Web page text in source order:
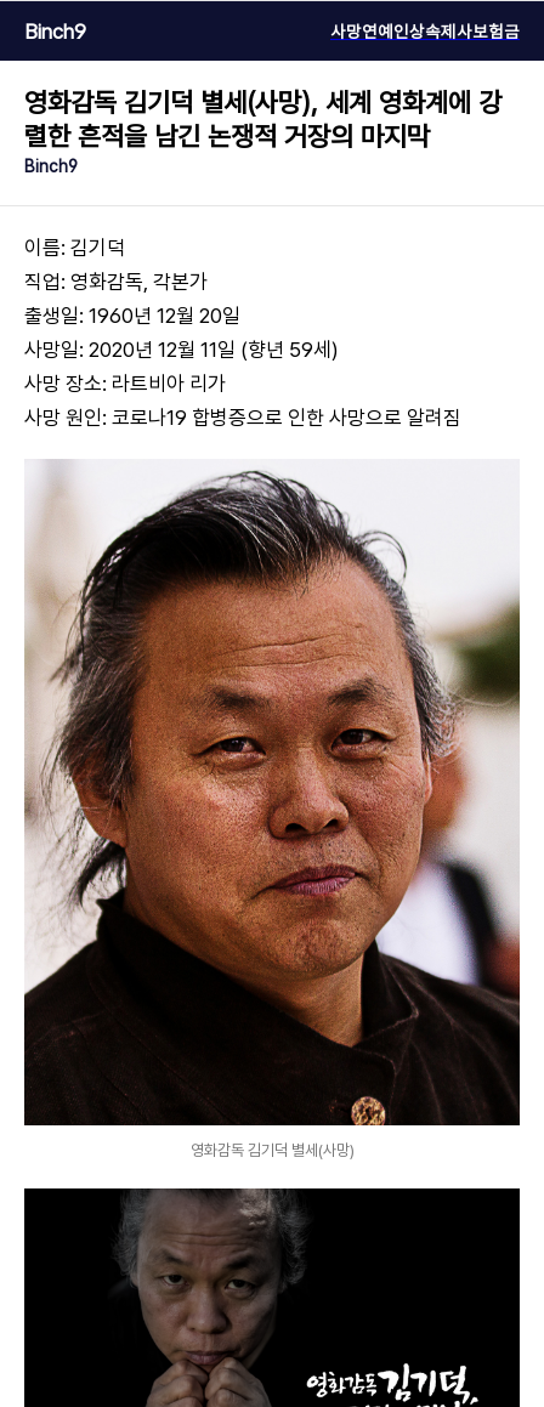
Binch9 사망연예인상속제사보험금
영화감독 김기덕 별세(사망), 세계 영화계에 강
렬한 흔적을 남긴 논쟁적 거장의 마지막
Binch9
이름: 김기덕
직업: 영화감독, 각본가
출생일: 1960년 12월 20일
사망일: 2020년 12월 11일 (향년 59세)
사망 장소: 라트비아 리가
사망 원인: 코로나19 합병증으로 인한 사망으로 알려짐
영화감독 김기덕 별세(사망)